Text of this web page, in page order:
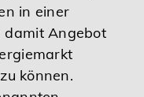
in einer
damit Angebot
können.